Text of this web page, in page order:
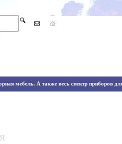
мебель. А также весь спектр приборов